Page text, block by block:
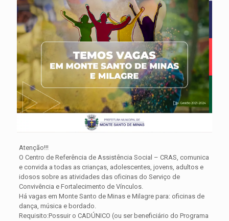
Atenção!!!
O Centro de Referência de Assistência Social – CRAS, comunica
e convida a todas as crianças, adolescentes, jovens, adultos e
idosos sobre as atividades das oficinas do Serviço de
Convivência e Fortalecimento de Vínculos.
Há vagas em Monte Santo de Minas e Milagre para: oficinas de
dança, música e bordado.
Requisito:Possuir o CADÚNICO (ou ser beneficiário do Programa